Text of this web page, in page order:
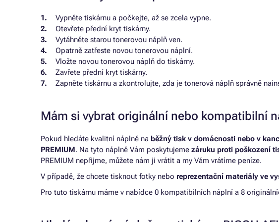
Vypněte tiskárnu a počkejte, až se zcela vypne.
Otevřete přední kryt tiskárny.
Vytáhněte starou tonerovou náplň ven.
Opatrně zatřeste novou tonerovou náplní.
Vložte novou tonerovou náplň do tiskárny.
Zavřete přední kryt tiskárny.
Zapněte tiskárnu a zkontrolujte, zda je tonerová náplň správně
Mám si vybrat originální nebo kompatibilní
Pokud hledáte kvalitní náplně na běžný tisk v domácnosti nebo v
PREMIUM. Na tyto náplně Vám poskytujeme záruku proti poškození
PREMIUM nepřijme, můžete nám ji vrátit a my Vám vrátíme peníze.
V případě, že chcete tisknout fotky nebo reprezentační materiály ve
Pro tuto tiskárnu máme v nabídce 0 kompatibilních náplní a 8